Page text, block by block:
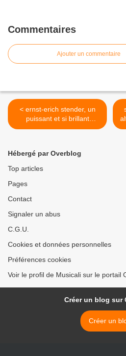
Commentaires
Ajouter un commentaire
< ernst-erich stender, un
puissant et si brillant
organiste de renom
Hébergé par Overblog
Top articles
Pages
Contact
Signaler un abus
C.G.U.
Cookies et données personnelles
Préférences cookies
Voir le profil de Musicali sur le portail
Créer un blog sur
Créer un